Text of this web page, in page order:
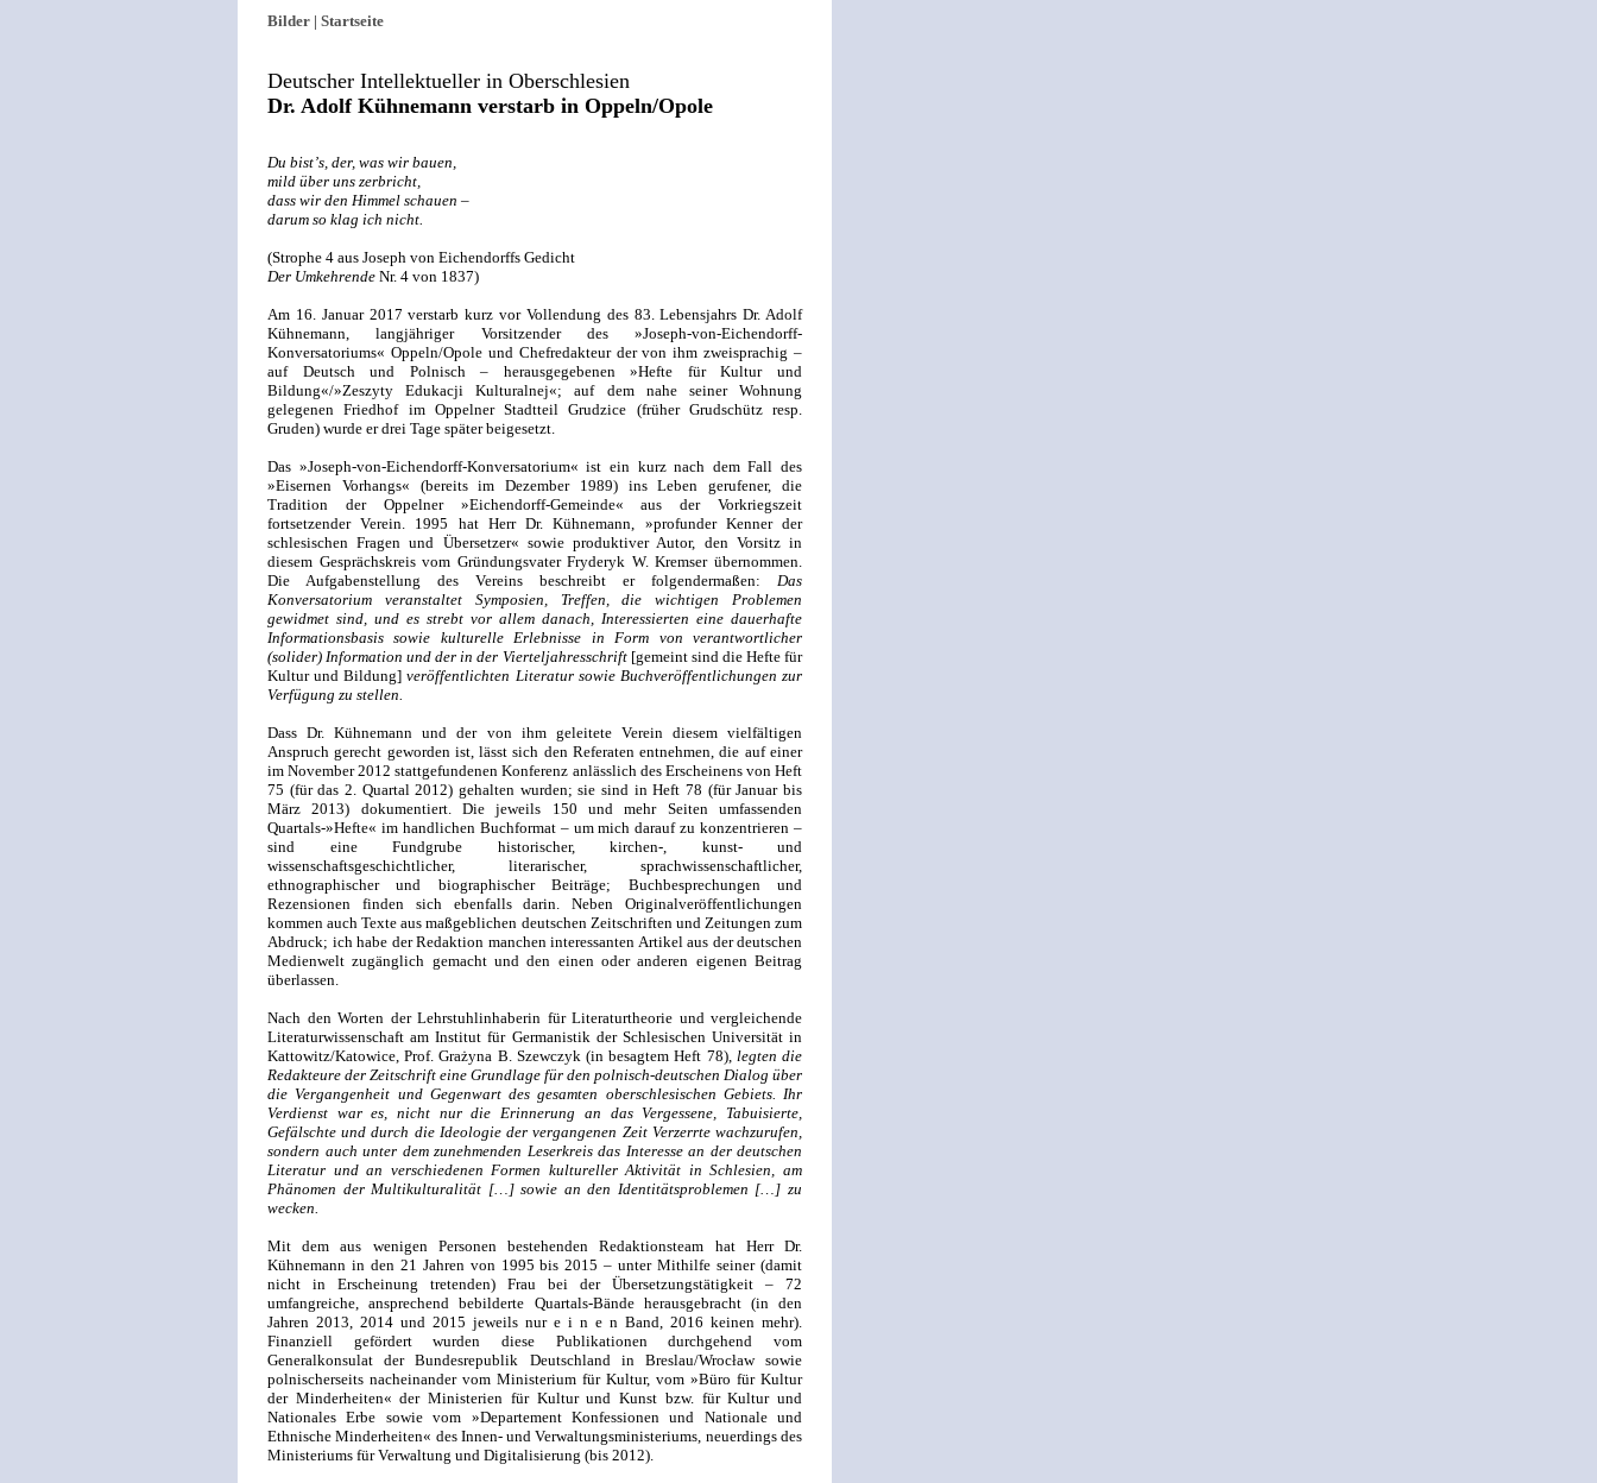
Bilder | Startseite
Deutscher Intellektueller in Oberschlesien
Dr. Adolf Kühnemann verstarb in Oppeln/Opole
Du bistʼs, der, was wir bauen,
mild über uns zerbricht,
dass wir den Himmel schauen –
darum so klag ich nicht.
(Strophe 4 aus Joseph von Eichendorffs Gedicht
Der Umkehrende Nr. 4 von 1837)
Am 16. Januar 2017 verstarb kurz vor Vollendung des 83. Lebensjahrs Dr. Adolf
Kühnemann, langjähriger Vorsitzender des »Joseph-von-Eichendorff-
Konversatoriums« Oppeln/Opole und Chefredakteur der von ihm zweisprachig –
auf Deutsch und Polnisch – herausgegebenen »Hefte für Kultur und
Bildung«/»Zeszyty Edukacji Kulturalnej«; auf dem nahe seiner Wohnung
gelegenen Friedhof im Oppelner Stadtteil Grudzice (früher Grudschütz resp.
Gruden) wurde er drei Tage später beigesetzt.
Das »Joseph-von-Eichendorff-Konversatorium« ist ein kurz nach dem Fall des
»Eisernen Vorhangs« (bereits im Dezember 1989) ins Leben gerufener, die
Tradition der Oppelner »Eichendorff-Gemeinde« aus der Vorkriegszeit
fortsetzender Verein. 1995 hat Herr Dr. Kühnemann, »profunder Kenner der
schlesischen Fragen und Übersetzer« sowie produktiver Autor, den Vorsitz in
diesem Gesprächskreis vom Gründungsvater Fryderyk W. Kremser übernommen.
Die Aufgabenstellung des Vereins beschreibt er folgendermaßen: Das
Konversatorium veranstaltet Symposien, Treffen, die wichtigen Problemen
gewidmet sind, und es strebt vor allem danach, Interessierten eine dauerhafte
Informationsbasis sowie kulturelle Erlebnisse in Form von verantwortlicher
(solider) Information und der in der Vierteljahresschrift[gemeint sind die Hefte für
Kultur und Bildung]veröffentlichten Literatur sowie Buchveröffentlichungen zur
Verfügung zu stellen.
Dass Dr. Kühnemann und der von ihm geleitete Verein diesem vielfältigen
Anspruch gerecht geworden ist, lässt sich den Referaten entnehmen, die auf einer
im November 2012 stattgefundenen Konferenz anlässlich des Erscheinens von Heft
75 (für das 2. Quartal 2012) gehalten wurden; sie sind in Heft 78 (für Januar bis
März 2013) dokumentiert. Die jeweils 150 und mehr Seiten umfassenden
Quartals-»Hefte« im handlichen Buchformat – um mich darauf zu konzentrieren –
sind eine Fundgrube historischer, kirchen-, kunst- und
wissenschaftsgeschichtlicher, literarischer, sprachwissenschaftlicher,
ethnographischer und biographischer Beiträge; Buchbesprechungen und
Rezensionen finden sich ebenfalls darin. Neben Originalveröffentlichungen
kommen auch Texte aus maßgeblichen deutschen Zeitschriften und Zeitungen zum
Abdruck; ich habe der Redaktion manchen interessanten Artikel aus der deutschen
Medienwelt zugänglich gemacht und den einen oder anderen eigenen Beitrag
überlassen.
Nach den Worten der Lehrstuhlinhaberin für Literaturtheorie und vergleichende
Literaturwissenschaft am Institut für Germanistik der Schlesischen Universität in
Kattowitz/Katowice, Prof. Grażyna B. Szewczyk (in besagtem Heft 78), legten die
Redakteure der Zeitschrift eine Grundlage für den polnisch-deutschen Dialog über
die Vergangenheit und Gegenwart des gesamten oberschlesischen Gebiets. Ihr
Verdienst war es, nicht nur die Erinnerung an das Vergessene, Tabuisierte,
Gefälschte und durch die Ideologie der vergangenen Zeit Verzerrte wachzurufen,
sondern auch unter dem zunehmenden Leserkreis das Interesse an der deutschen
Literatur und an verschiedenen Formen kultureller Aktivität in Schlesien, am
Phänomen der Multikulturalität […] sowie an den Identitätsproblemen […] zu
wecken.
Mit dem aus wenigen Personen bestehenden Redaktionsteam hat Herr Dr.
Kühnemann in den 21 Jahren von 1995 bis 2015 – unter Mithilfe seiner (damit
nicht in Erscheinung tretenden) Frau bei der Übersetzungstätigkeit – 72
umfangreiche, ansprechend bebilderte Quartals-Bände herausgebracht (in den
Jahren 2013, 2014 und 2015 jeweils nur e i n e n Band, 2016 keinen mehr).
Finanziell gefördert wurden diese Publikationen durchgehend vom
Generalkonsulat der Bundesrepublik Deutschland in Breslau/Wrocław sowie
polnischerseits nacheinander vom Ministerium für Kultur, vom »Büro für Kultur
der Minderheiten« der Ministerien für Kultur und Kunst bzw. für Kultur und
Nationales Erbe sowie vom »Departement Konfessionen und Nationale und
Ethnische Minderheiten« des Innen- und Verwaltungsministeriums, neuerdings des
Ministeriums für Verwaltung und Digitalisierung (bis 2012).